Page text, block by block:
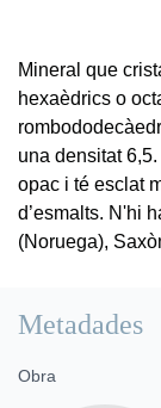
Mineral que
hexaèdrics o
una densitat
opac i té esclat
d’esmalts. N'hi
(Noruega),
Metadades
Obra